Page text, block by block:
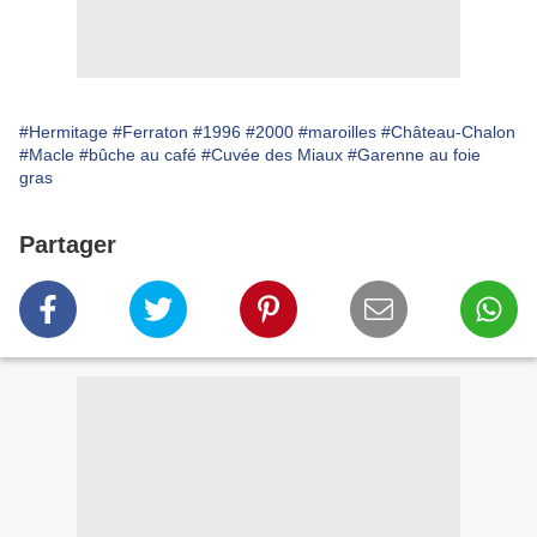
#Hermitage #Ferraton #1996 #2000 #maroilles #Château-Chalon
#Macle #bûche au café #Cuvée des Miaux #Garenne au foie
gras
Partager